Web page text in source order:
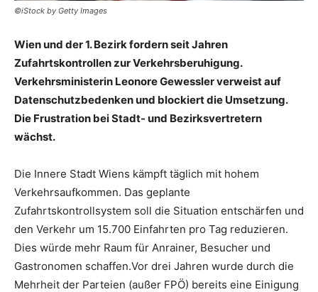
©iStock by Getty Images
Wien und der 1. Bezirk fordern seit Jahren
Zufahrtskontrollen zur Verkehrsberuhigung.
Verkehrsministerin Leonore Gewessler verweist auf
Datenschutzbedenken und blockiert die Umsetzung.
Die Frustration bei Stadt- und Bezirksvertretern
wächst.
Die Innere Stadt Wiens kämpft täglich mit hohem
Verkehrsaufkommen. Das geplante
Zufahrtskontrollsystem soll die Situation entschärfen und
den Verkehr um 15.700 Einfahrten pro Tag reduzieren.
Dies würde mehr Raum für Anrainer, Besucher und
Gastronomen schaffen.Vor drei Jahren wurde durch die
Mehrheit der Parteien (außer FPÖ) bereits eine Einigung